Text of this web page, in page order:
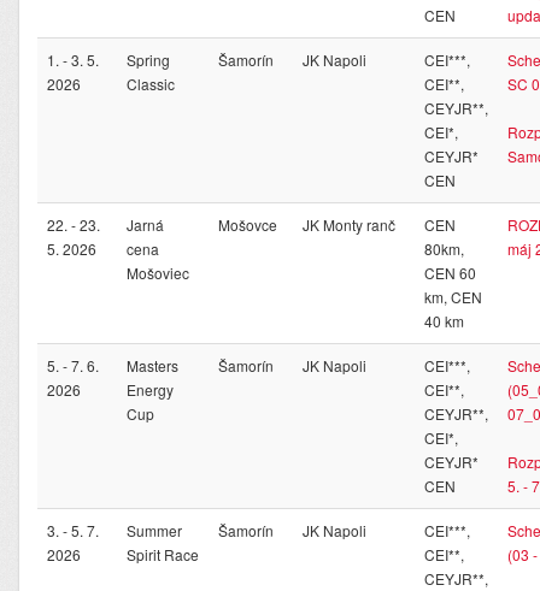
CEN
1. - 3. 5.
2026
Spring
Classic
Šamorín JK Napoli
CEI***,
CEI**,
CEYJR**,
CEI*,
CEYJR*
CEN
SC
22. - 23.
5. 2026
Jarná
cena
Mošoviec
Mošovce JK Monty ranč
CEN
80km,
CEN 60
km, CEN
40 km
máj
5. - 7. 6.
2026
Masters
Energy
Cup
Šamorín JK Napoli
CEI***,
CEI**,
CEYJR**,
CEI*,
CEYJR*
CEN
5. -
3. - 5. 7.
2026
Summer
Spirit Race
Šamorín JK Napoli
CEI***,
CEI**,
CEYJR**,
(03